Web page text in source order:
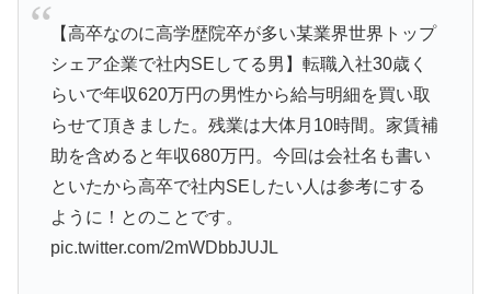
【高卒なのに高学歴院卒が多い某業界世界トップ
シェア企業で社内SEしてる男】転職入社30歳く
らいで年収620万円の男性から給与明細を買い取
らせて頂きました。残業は大体月10時間。家賃補
助を含めると年収680万円。今回は会社名も書い
といたから高卒で社内SEしたい人は参考にする
ように！とのことです。
pic.twitter.com/2mWDbbJUJL